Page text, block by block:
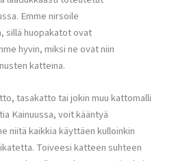
Emme nirsoile
sillä huopakatot ovat
hyvin, miksi ne ovat niin
katteina.
tasakatto tai jokin muu kattomalli
Kainuussa, voit kääntyä
niitä kaikkia käyttäen kulloinkin
Toiveesi katteen suhteen